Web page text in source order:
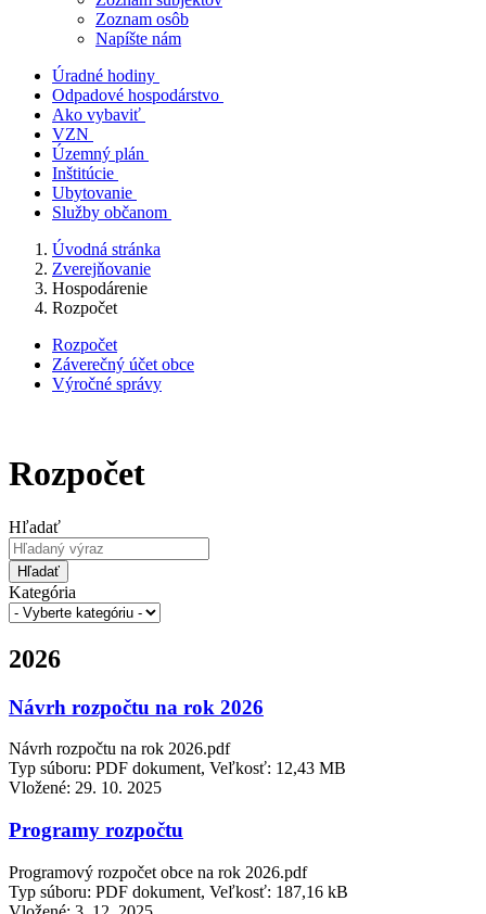
Zoznam osôb
Napíšte nám
Úradné hodiny
Odpadové hospodárstvo
Ako vybaviť
VZN
Územný plán
Inštitúcie
Ubytovanie
Služby občanom
Úvodná stránka
Zverejňovanie
Hospodárenie
Rozpočet
Rozpočet
Záverečný účet obce
Výročné správy
Rozpočet
Hľadať
Hľadať
Kategória
2026
Návrh rozpočtu na rok 2026
Návrh rozpočtu na rok 2026.pdf
Typ súboru: PDF dokument, Veľkosť: 12,43 MB
Vložené: 29. 10. 2025
Programy rozpočtu
Programový rozpočet obce na rok 2026.pdf
Typ súboru: PDF dokument, Veľkosť: 187,16 kB